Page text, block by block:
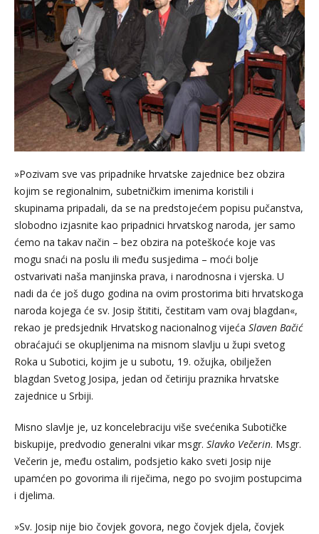
»Pozivam sve vas pripadnike hrvatske zajednice bez obzira
kojim se regionalnim, subetničkim imenima koristili i
skupinama pripadali, da se na predstojećem popisu pučanstva,
slobodno izjasnite kao pripadnici hrvatskog naroda, jer samo
ćemo na takav način – bez obzira na poteškoće koje vas
mogu snaći na poslu ili među susjedima – moći bolje
ostvarivati naša manjinska prava, i narodnosna i vjerska. U
nadi da će još dugo godina na ovim prostorima biti hrvatskoga
naroda kojega će sv. Josip štititi, čestitam vam ovaj blagdan«,
rekao je predsjednik Hrvatskog nacionalnog vijeća Slaven Bačić
obraćajući se okupljenima na misnom slavlju u župi svetog
Roka u Subotici, kojim je u subotu, 19. ožujka, obilježen
blagdan Svetog Josipa, jedan od četiriju praznika hrvatske
zajednice u Srbiji.
Misno slavlje je, uz koncelebraciju više svećenika Subotičke
biskupije, predvodio generalni vikar msgr. Slavko Večerin. Msgr.
Večerin je, među ostalim, podsjetio kako sveti Josip nije
upamćen po govorima ili riječima, nego po svojim postupcima
i djelima.
»Sv. Josip nije bio čovjek govora, nego čovjek djela, čovjek